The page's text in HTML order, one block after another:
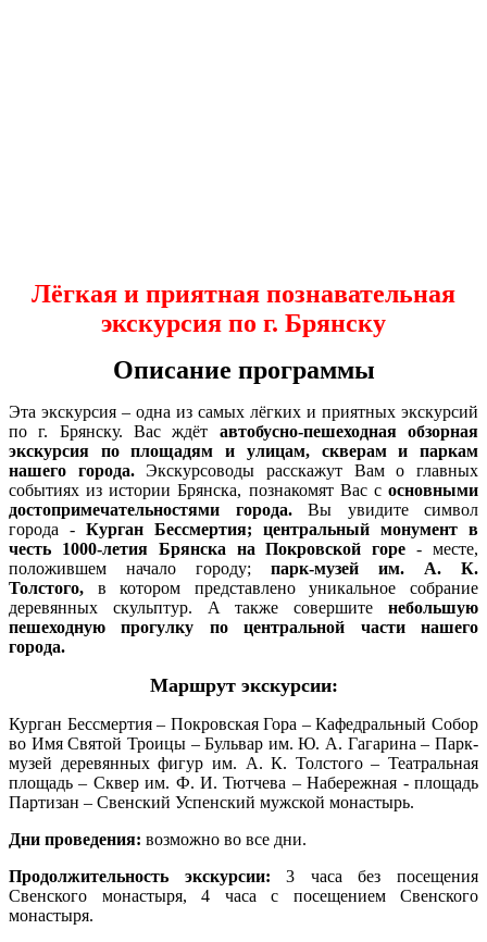
Лёгкая и приятная познавательная
экскурсия по г. Брянску
Описание программы
Эта экскурсия – одна из самых лёгких и приятных экскурсий
по г. Брянску. Вас ждёт
автобусно-пешеходная обзорная
экскурсия по площадям и улицам, скверам и паркам
нашего города.
Экскурсоводы расскажут Вам о главных
событиях из истории Брянска, познакомят Вас с основными
достопримечательностями города.
Вы увидите символ
города - Курган Бессмертия;
центральный монумент в
честь 1000-летия Брянска на Покровской горе - месте,
положившем начало городу;
парк-музей им. А. К.
Толстого,
в котором представлено уникальное собрание
деревянных скульптур. А также совершите
небольшую
пешеходную прогулку по центральной части нашего
города.
Маршрут экскурсии:
Курган Бессмертия – Покровская Гора – Кафедральный Собор
во Имя Святой Троицы – Бульвар им. Ю. А. Гагарина – Парк-
музей деревянных фигур им. А. К. Толстого – Театральная
площадь – Сквер им. Ф. И. Тютчева – Набережная - площадь
Партизан – Свенский Успенский мужской монастырь.
Дни проведения: возможно во все дни.
Продолжительность экскурсии:
3 часа без посещения
Свенского монастыря, 4 часа с посещением Свенского
монастыря.